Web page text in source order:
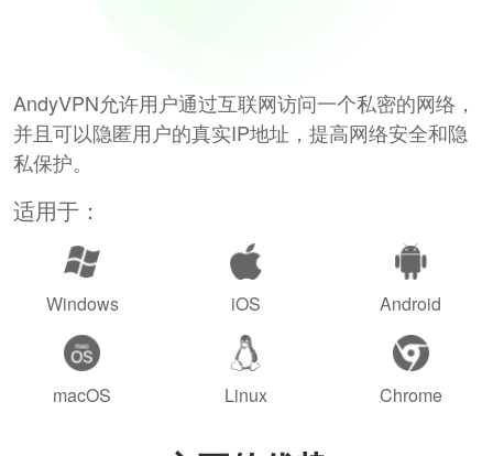
AndyVPN允许用户通过互联网访问一个私密的网络，
并且可以隐匿用户的真实IP地址，提高网络安全和隐
私保护。
适用于：
Windows iOS Android
macOS Linux Chrome